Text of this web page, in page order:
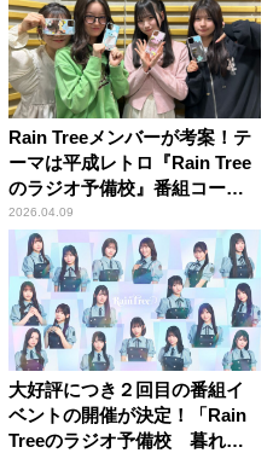
Rain Treeメンバーが考案！テ
ーマは平成レトロ『Rain Tree
のラジオ予備校』番組コーナ
ー発のスマホケース！
2026.04.09
大好評につき２回目の番組イ
ベントの開催が決定！「Rain
Treeのラジオ予備校 暮れの